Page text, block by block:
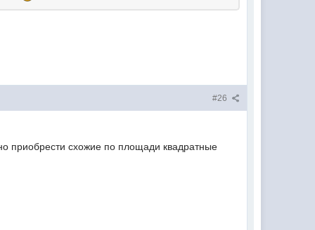
#26
приобрести схожие по площади квадратные